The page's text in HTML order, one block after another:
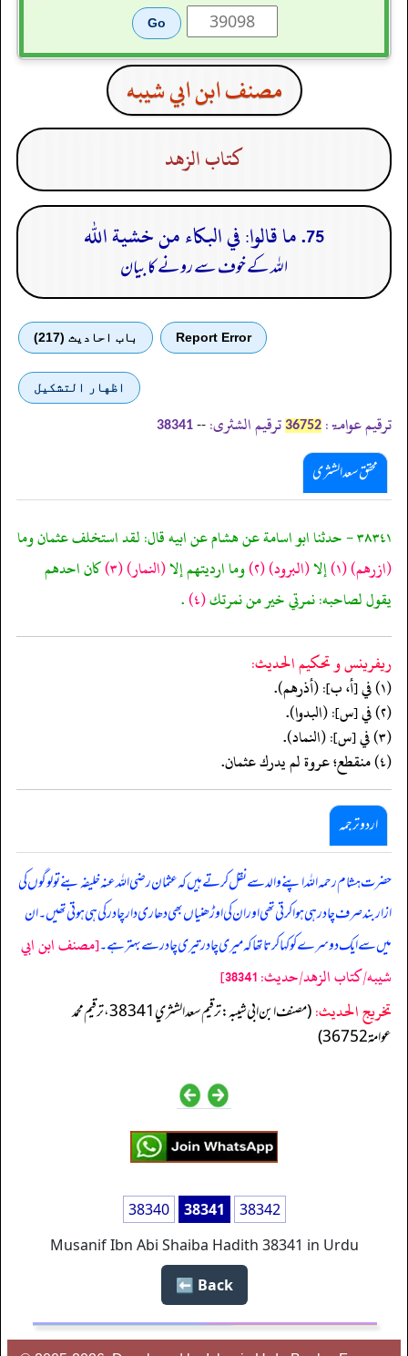
مصنف ابن ابي شيبه
كتاب الزهد
75. ما قالوا: في البكاء من خشية الله
اللہ کے خوف سے رونے کا بیان
Report Error باب احادیث (217)
اظهار التشكيل
ترقیم عوامۃ: 36752 ترقیم الشثری: --
38341
محقق سعد الشثری
٣٨٣٤١ - حدثنا ابو اسامة عن هشام عن ابيه قال: لقد استخلف عثمان وما
(ازرهم)(١) إلا(البرود)(٢) وما ارديتهم إلا(النمار)(٣) كان احدهم
يقول لصاحبه: نمرتي خير من نمرتك(٤) .
ريفرينس و تحكيم الحدیث:
(١) في [أ، ب]: (أذرهم).
(٢) في [س]: (البدوا).
(٣) في [س]: (النماد).
(٤) منقطع؛ عروة لم يدرك عثمان.
اردو ترجمہ
حضرت ہشام رحمہ اللہ اپنے والد سے نقل کرتے ہیں کہ عثمان رضی اللہ عنہ خلیفہ بنے تو لوگوں کی
ازار بند صرف چادر ہی ہوا کرتی تھی اور ان کی اوڑھنیاں بھی دھاری دار چادر کی ہی ہوتی تھیں۔ ان
میں سے ایک دوسرے کو کہا کرتا تھا کہ میری چادر تیری چادر سے بہتر ہے۔[مصنف ابن ابي
شيبه/كتاب الزهد/حدیث: 38341]
تخریج الحدیث:
(مصنف ابن ابي شيبه: ترقيم سعد الشثري 38341، ترقيم محمد
عوامة 36752)
38340 38341
38342
Musanif Ibn Abi Shaiba Hadith 38341 in Urdu
Back ⬅️